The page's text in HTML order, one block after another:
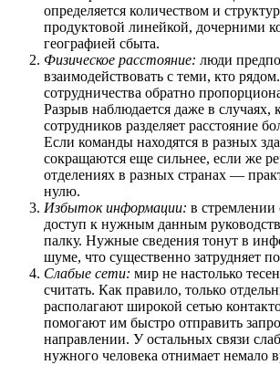
определяется количеством и
продуктовой линейкой, дочерними
географией сбыта.
Физическое расстояние: люди
взаимодействовать с теми, кто
сотрудничества обратно
Разрыв наблюдается даже в случаях,
сотрудников разделяет расстояние
Если команды находятся в разных
сокращаются еще сильнее, если же
отделениях в разных странах —
нулю.
Избыток информации: в стремлении
доступ к нужным данным
палку. Нужные сведения тонут в
шуме, что существенно затрудняет
Слабые сети: мир не настолько
считать. Как правило, только
располагают широкой сетью
помогают им быстро отправить
направлении. У остальных связи
нужного человека отнимает немало